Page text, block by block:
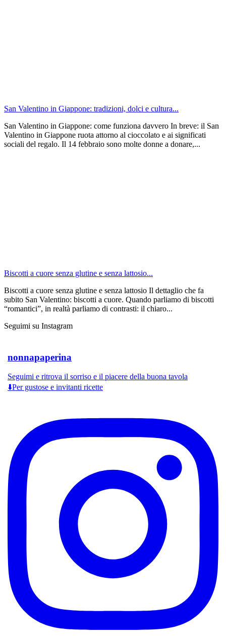
San Valentino in Giappone: tradizioni, dolci e cultura...
San Valentino in Giappone: come funziona davvero In breve: il San
Valentino in Giappone ruota attorno al cioccolato e ai significati
sociali del regalo. Il 14 febbraio sono molte donne a donare,...
Biscotti a cuore senza glutine e senza lattosio...
Biscotti a cuore senza glutine e senza lattosio Il dettaglio che fa
subito San Valentino: biscotti a cuore. Quando parliamo di biscotti
“romantici”, in realtà parliamo di contrasti: il chiaro...
Seguimi su Instagram
nonnapaperina
Seguimi e ritrova il sorriso e il piacere della buona tavola
⬇️Per gustose e invitanti ricette